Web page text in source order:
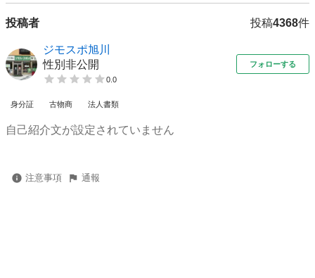
投稿者 投稿4368件
ジモスポ旭川
性別非公開
0.0
フォローする
身分証 古物商 法人書類
自己紹介文が設定されていません
注意事項 通報